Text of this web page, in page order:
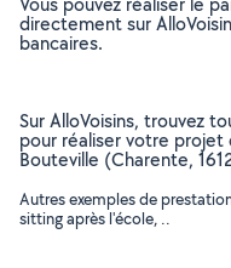
directement sur
bancaires.
Sur AlloVoisins, trouvez
pour réaliser votre projet
Bouteville (Charente,
Autres exemples de
sitting après l'école, ..